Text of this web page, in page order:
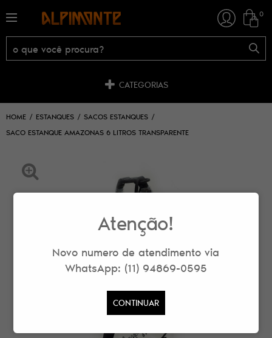
0
CATEGORIAS
HOME ESTANQUES
SACOS ESTANQUES
SACO ESTANQUE AMAZONAS 6 LITROS TRANSPARENTE
Atenção!
Novo numero de atendimento via
WhatsApp: (11) 94869-0595
CONTINUAR